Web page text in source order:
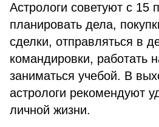
Астрологи советуют с 15
планировать дела,
сделки, отправляться в
командировки, работать
заниматься учебой. В
астрологи рекомендуют
личной жизни.